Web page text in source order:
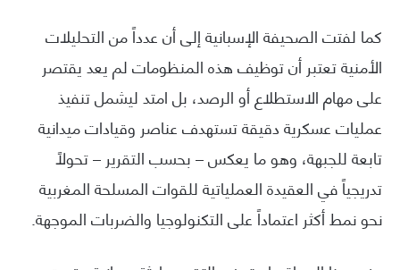
كما لفتت الصحيفة الإسبانية إلى أن عدداً من التحليلات
الأمنية تعتبر أن توظيف هذه المنظومات لم يعد يقتصر
على مهام الاستطلاع أو الرصد، بل امتد ليشمل تنفيذ
عمليات عسكرية دقيقة تستهدف عناصر وقيادات ميدانية
تابعة للجبهة، وهو ما يعكس – بحسب التقرير – تحولاً
تدريجياً في العقيدة العملياتية للقوات المسلحة المغربية
نحو نمط أكثر اعتماداً على التكنولوجيا والضربات الموجهة.